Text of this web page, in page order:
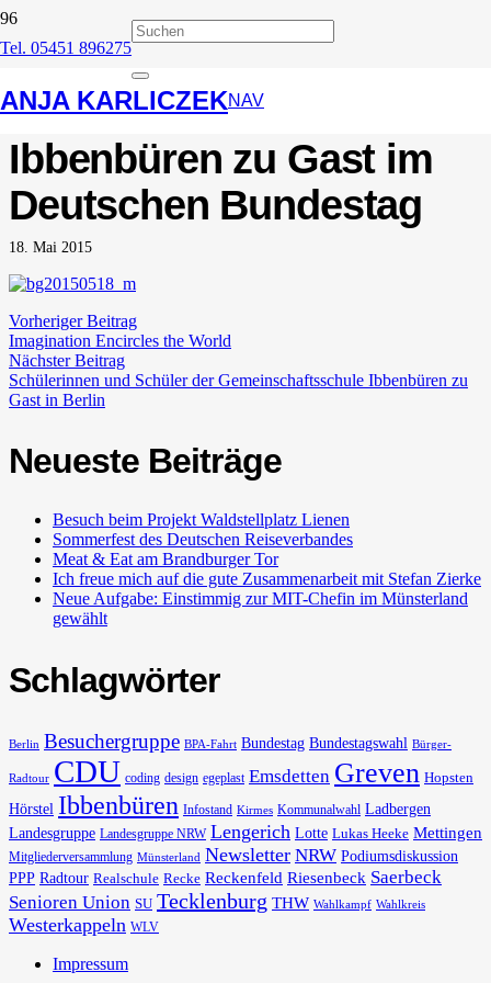
Tel. 05451 896275
ANJA KARLICZEKNAV
Besuchergruppe
Roncalli-Realschule
Ibbenbüren zu Gast im
Deutschen Bundestag
18. Mai 2015
Vorheriger Beitrag
Imagination Encircles the World
Nächster Beitrag
Schülerinnen und Schüler der Gemeinschaftsschule Ibbenbüren zu
Gast in Berlin
Neueste Beiträge
Besuch beim Projekt Waldstellplatz Lienen
Sommerfest des Deutschen Reiseverbandes
Meat & Eat am Brandburger Tor
Ich freue mich auf die gute Zusammenarbeit mit Stefan Zierke
Neue Aufgabe: Einstimmig zur MIT-Chefin im Münsterland
gewählt
Schlagwörter
Berlin Besuchergruppe BPA-Fahrt Bundestag Bundestagswahl Bürger-
Radtour CDU coding design egeplast Emsdetten Greven Hopsten
Hörstel Ibbenbüren Infostand Kirmes Kommunalwahl Ladbergen
Landesgruppe Landesgruppe NRW Lengerich Lotte Lukas Heeke Mettingen
Mitgliederversammlung Münsterland Newsletter NRW Podiumsdiskussion
PPP Radtour Realschule Recke Reckenfeld Riesenbeck Saerbeck
Senioren Union SU Tecklenburg THW Wahlkampf Wahlkreis
Westerkappeln WLV
Impressum